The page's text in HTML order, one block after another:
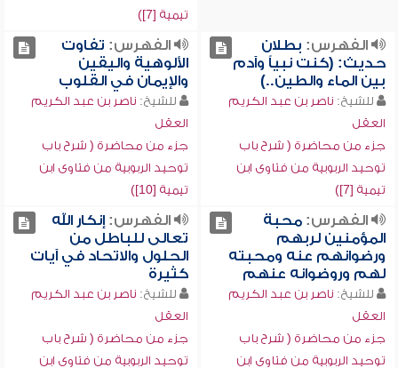
تيمية [7])
الفهرس: بطلان
حديث: (كنت نبياً وآدم
بين الماء والطين..)
للشيخ: ناصر بن عبد الكريم
العقل
جزء من محاضرة ( شرح باب
توحيد الربوبية من فتاوى ابن
تيمية [7])
الفهرس: تفاوت
الألوهية واليقين
والإيمان في القلوب
للشيخ: ناصر بن عبد الكريم
العقل
جزء من محاضرة ( شرح باب
توحيد الربوبية من فتاوى ابن
تيمية [10])
الفهرس:محبة
المؤمنين لربهم
ورضوانهم عنه ومحبته
لهم وروضوانه عنهم
للشيخ: ناصر بن عبد الكريم
العقل
جزء من محاضرة ( شرح باب
توحيد الربوبية من فتاوى ابن
الفهرس:إنكار الله
تعالى للباطل من
الحلول والاتحاد في آيات
كثيرة
للشيخ: ناصر بن عبد الكريم
العقل
جزء من محاضرة ( شرح باب
توحيد الربوبية من فتاوى ابن